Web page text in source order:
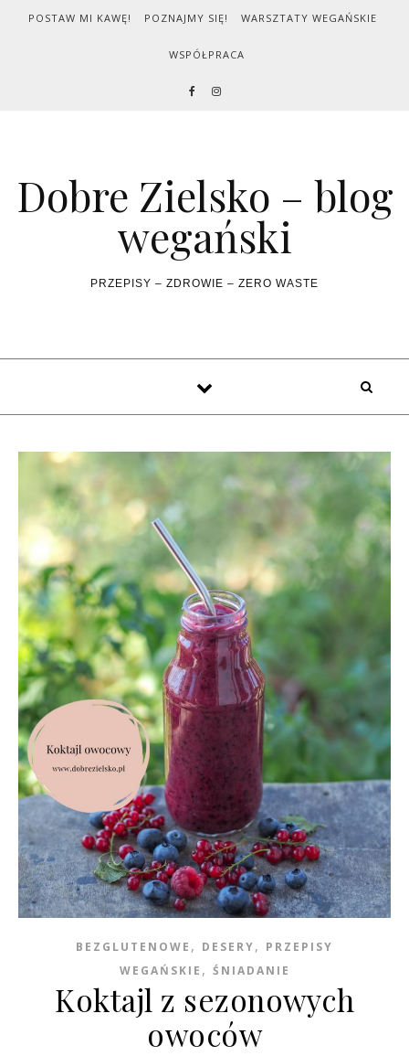
Skip to content
POSTAW MI KAWĘ! POZNAJMY SIĘ! WARSZTATY WEGAŃSKIE
WSPÓŁPRACA
Dobre Zielsko – blog
wegański
PRZEPISY – ZDROWIE – ZERO WASTE
BEZGLUTENOWE , DESERY, PRZEPISY
WEGAŃSKIE , ŚNIADANIE
Koktajl z sezonowych
owoców